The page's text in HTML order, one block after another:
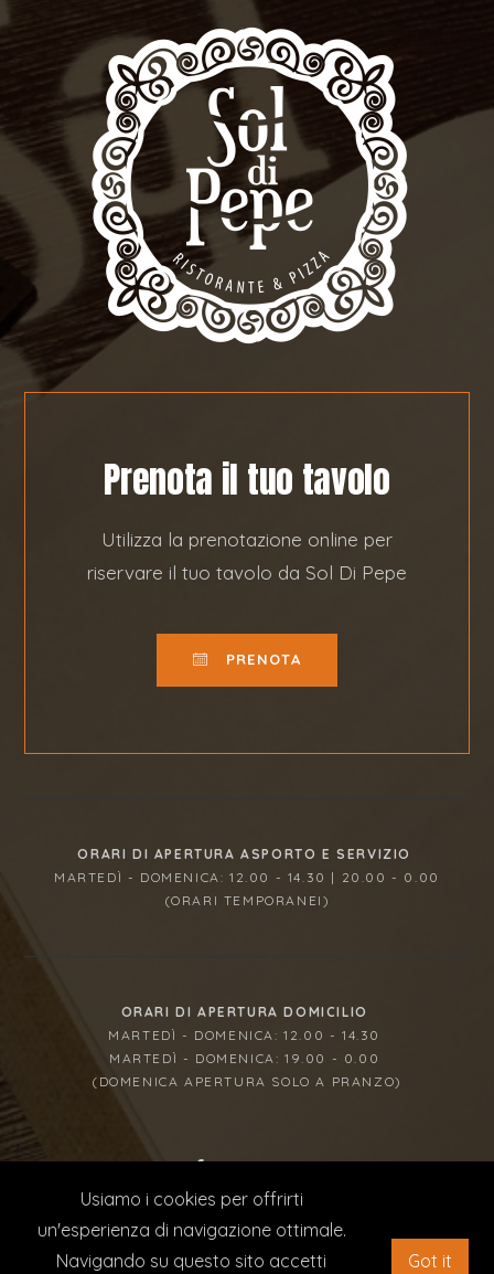
Usiamo i cookies per offrirti
un'esperienza di navigazione ottimale.
Navigando su questo sito accetti
Got it
Prenota il tuo tavolo
Utilizza la prenotazione online per
riservare il tuo tavolo da Sol Di Pepe
PRENOTA
ORARI DI APERTURA ASPORTO E SERVIZIO
MARTEDÌ - DOMENICA: 12.00 - 14.30 | 20.00 - 0.00
(ORARI TEMPORANEI)
ORARI DI APERTURA DOMICILIO
MARTEDÌ - DOMENICA: 12.00 - 14.30
MARTEDÌ - DOMENICA: 19.00 - 0.00
(DOMENICA APERTURA SOLO A PRANZO)
© 2023 SOL DI PEPE | P IVA 07682070722 | CONCEPT
QUILIA WEB AGENCY
| LA DITTA HA RICEVUTO NEL CORSO
DEL 2020 AIUTI DI STATO PUBBLICATI SUL RNA SEZIONE